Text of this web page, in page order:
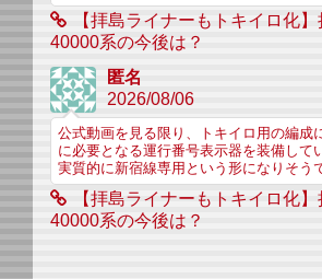
【拝島ライナーもトキイロ化
40000系の今後は？
匿名
2026/08/06
公式動画を見る限り、トキイロ用の編成
に必要となる運行番号表示器を装備して
実質的に新宿線専用という形になりそう
【拝島ライナーもトキイロ化
40000系の今後は？